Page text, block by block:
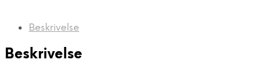
Beskrivelse
Beskrivelse